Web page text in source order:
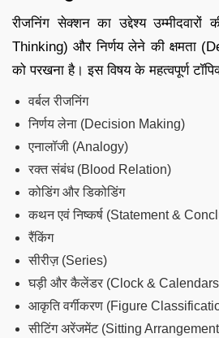
रीजनिंग सेक्शन का उद्देश्य उम्मीदवारों
Thinking) और निर्णय लेने की क्षमता
को परखना है। इस विषय के महत्वपूर्ण
वर्बल रीजनिंग
निर्णय लेना (Decision Making)
एनालॉजी (Analogy)
रक्त संबंध (Blood Relation)
कोडिंग और डिकोडिंग
कथन एवं निष्कर्ष (Statement &
रैंकिंग
सीरीज़ (Series)
घड़ी और कैलेंडर (Clock &
आकृति वर्गीकरण (Figure
सीटिंग अरेंजमेंट (Sitting